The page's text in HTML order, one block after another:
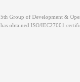
5th Group of Development &
has obtained ISO/IEC27001